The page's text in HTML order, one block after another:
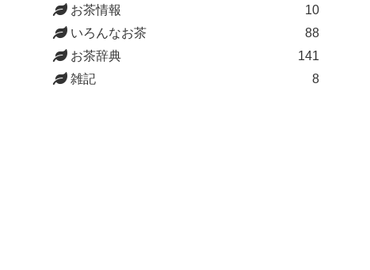
お茶情報
10
いろんなお茶
88
お茶辞典
141
雑記
8